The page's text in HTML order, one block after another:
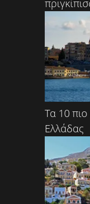
Τα 10
Ελλάδας